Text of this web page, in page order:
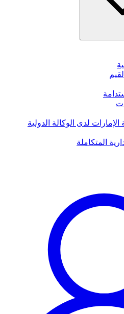
الإمارات لدى الوكالة الدولية
المتكاملة